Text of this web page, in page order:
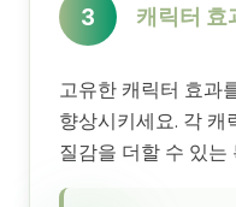
3 캐릭터 효
고유한 캐릭터 효과
향상시키세요. 각
질감을 더할 수 있는